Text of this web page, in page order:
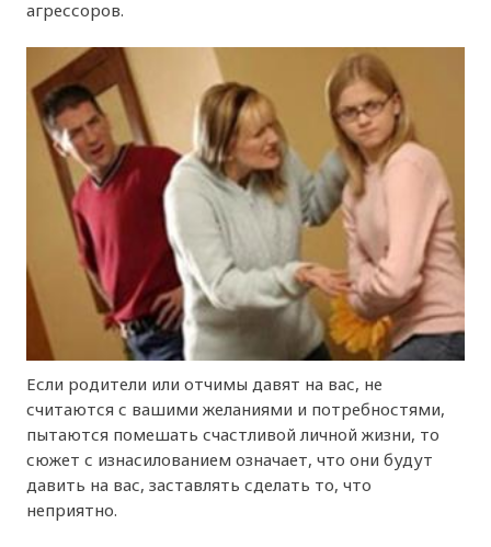
агрессоров.
Если родители или отчимы давят на вас, не
считаются с вашими желаниями и потребностями,
пытаются помешать счастливой личной жизни, то
сюжет с изнасилованием означает, что они будут
давить на вас, заставлять сделать то, что
неприятно.